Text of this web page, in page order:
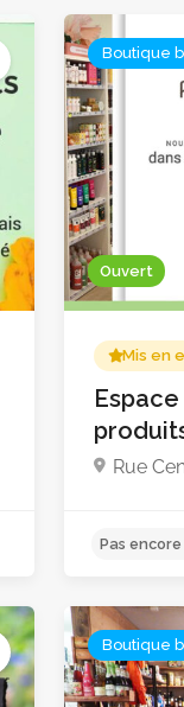
Ouvert
Boutique
Mis en
Rue
Boutique